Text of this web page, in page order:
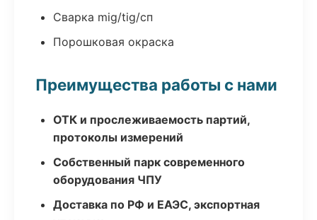
Сварка mig/tig/сп
Порошковая окраска
Преимущества работы с нами
ОТК и прослеживаемость партий,
протоколы измерений
Собственный парк современного
оборудования ЧПУ
Доставка по РФ и ЕАЭС, экспортная